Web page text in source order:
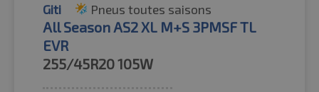
Giti Pneus toutes saisons
All Season AS2 XL M+S 3PMSF TL
EVR
255/45R20105W